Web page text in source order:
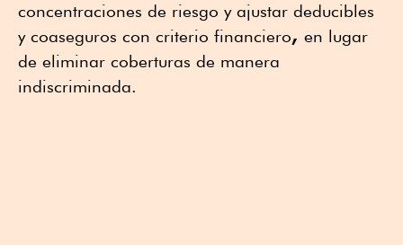
concentraciones de riesgo y ajustar deducibles
y coaseguros con criterio financiero, en lugar
de eliminar coberturas de manera
indiscriminada.